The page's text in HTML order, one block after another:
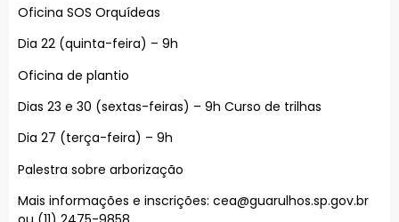
Oficina SOS Orquídeas
Dia 22 (quinta-feira) – 9h
Oficina de plantio
Dias 23 e 30 (sextas-feiras) – 9h Curso de trilhas
Dia 27 (terça-feira) – 9h
Palestra sobre arborização
Mais informações e inscrições: cea@guarulhos.sp.gov.br